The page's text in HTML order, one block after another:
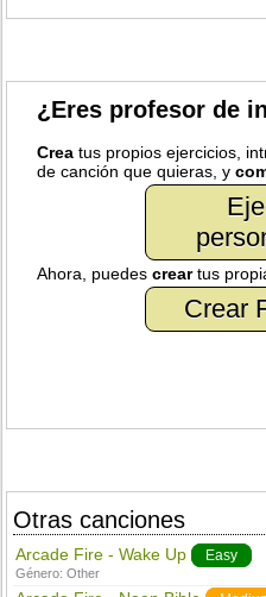
¿Eres profesor de
Crea tus propios ejercicios,
de canción que quieras, y
Ahora, puedescreartus
Crear
Otras canciones
Arcade Fire - Wake Up Easy
Género:Other